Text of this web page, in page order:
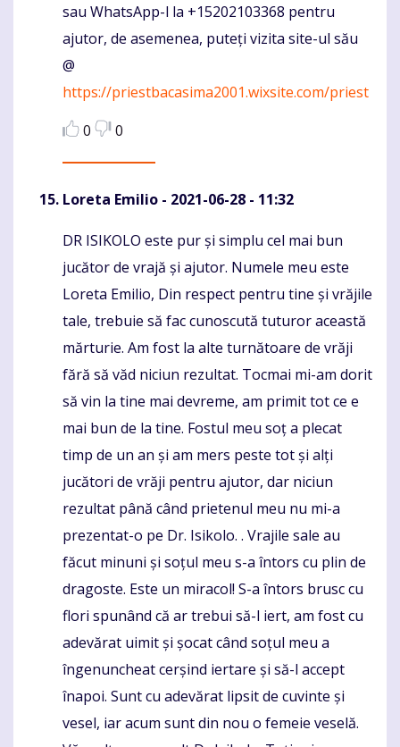
sau WhatsApp-l la +15202103368 pentru
ajutor, de asemenea, puteți vizita site-ul său
@
https://priestbacasima2001.wixsite.com/priest
0
0
Loreta Emilio - 2021-06-28 - 11:32
Komentaras
DR ISIKOLO este pur și simplu cel mai bun
jucător de vrajă și ajutor. Numele meu este
Loreta Emilio, Din respect pentru tine și vrăjile
tale, trebuie să fac cunoscută tuturor această
mărturie. Am fost la alte turnătoare de vrăji
fără să văd niciun rezultat. Tocmai mi-am dorit
să vin la tine mai devreme, am primit tot ce e
mai bun de la tine. Fostul meu soț a plecat
timp de un an și am mers peste tot și alți
jucători de vrăji pentru ajutor, dar niciun
rezultat până când prietenul meu nu mi-a
prezentat-o ​​pe Dr. Isikolo. . Vrajile sale au
făcut minuni și soțul meu s-a întors cu plin de
dragoste. Este un miracol! S-a întors brusc cu
flori spunând că ar trebui să-l iert, am fost cu
adevărat uimit și șocat când soțul meu a
îngenuncheat cerșind iertare și să-l accept
înapoi. Sunt cu adevărat lipsit de cuvinte și
vesel, iar acum sunt din nou o femeie veselă.